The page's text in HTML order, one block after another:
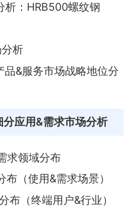
析：HRB500螺纹钢
析
&服务市场战略地位分
分应用&需求市场分析
求领域分布
布（使用&需求场景）
布（终端用户&行业）